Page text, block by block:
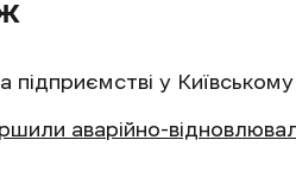
підприємстві у Київському
аварійно-